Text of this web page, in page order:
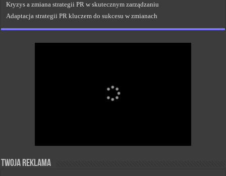
Kryzys a zmiana strategii PR w skutecznym zarządzaniu
Adaptacja strategii PR kluczem do sukcesu w zmianach
Twoja reklama